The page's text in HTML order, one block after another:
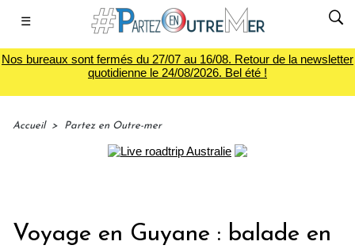
☰
Nos bureaux sont fermés du 27/07 au 16/08. Retour de la newsletter
quotidienne le 24/08/2026. Bel été !
Accueil > Partez en Outre-mer
Voyage en Guyane : balade en